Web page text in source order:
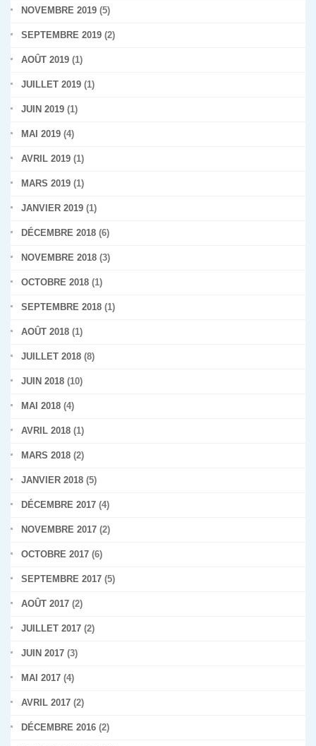
NOVEMBRE 2019 (5)
SEPTEMBRE 2019 (2)
AOÛT 2019 (1)
JUILLET 2019 (1)
JUIN 2019 (1)
MAI 2019 (4)
AVRIL 2019 (1)
MARS 2019 (1)
JANVIER 2019 (1)
DÉCEMBRE 2018 (6)
NOVEMBRE 2018 (3)
OCTOBRE 2018 (1)
SEPTEMBRE 2018 (1)
AOÛT 2018 (1)
JUILLET 2018 (8)
JUIN 2018 (10)
MAI 2018 (4)
AVRIL 2018 (1)
MARS 2018 (2)
JANVIER 2018 (5)
DÉCEMBRE 2017 (4)
NOVEMBRE 2017 (2)
OCTOBRE 2017 (6)
SEPTEMBRE 2017 (5)
AOÛT 2017 (2)
JUILLET 2017 (2)
JUIN 2017 (3)
MAI 2017 (4)
AVRIL 2017 (2)
DÉCEMBRE 2016 (2)